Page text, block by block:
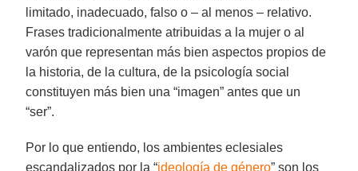
limitado, inadecuado, falso o – al menos – relativo.
Frases tradicionalmente atribuidas a la mujer o al
varón que representan más bien aspectos propios de
la historia, de la cultura, de la psicología social
constituyen más bien una “imagen” antes que un
“ser”.
Por lo que entiendo, los ambientes eclesiales
escandalizados por la “ideología de género” son los